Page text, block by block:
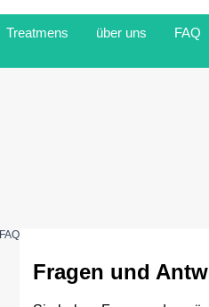
Treatmens über uns FAQ
FAQ
Fragen und